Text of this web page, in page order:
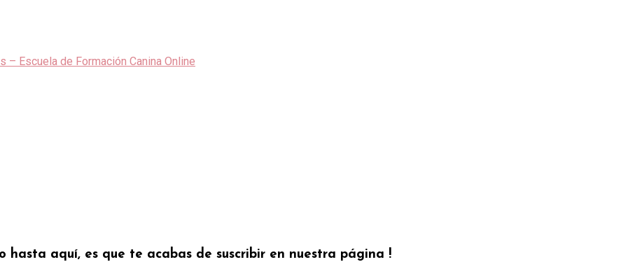
hasta aquí, es que te acabas de suscribir en nuestra página !